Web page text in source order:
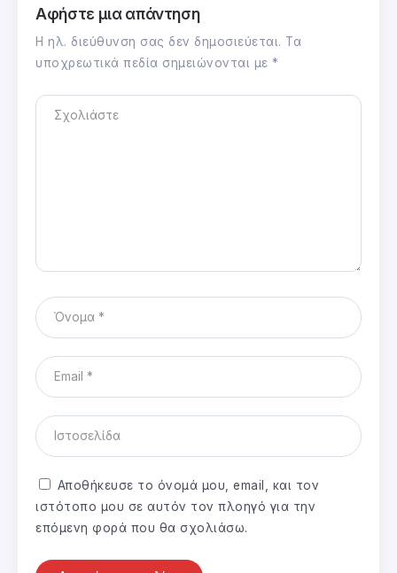
Αφήστε μια απάντηση
Η ηλ. διεύθυνση σας δεν δημοσιεύεται. Τα
υποχρεωτικά πεδία σημειώνονται με *
Αποθήκευσε το όνομά μου, email, και τον
ιστότοπο μου σε αυτόν τον πλοηγό για την
επόμενη φορά που θα σχολιάσω.